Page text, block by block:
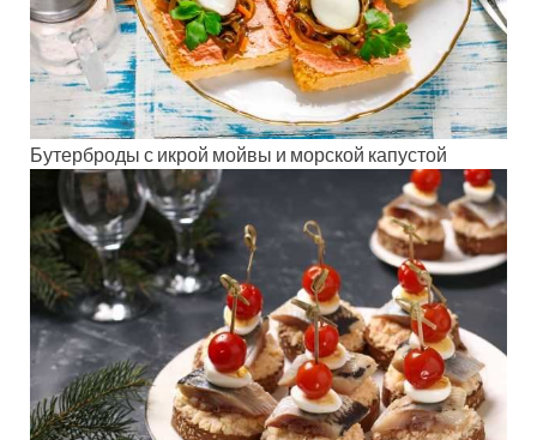
Бутерброды с икрой мойвы и морской капустой